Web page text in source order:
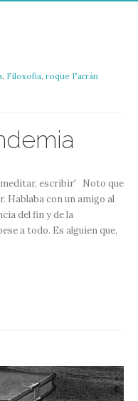
Filosofía roque Farrán
meditar, escribir' Noto que
Hablaba con un amigo al
del fin y de la
a todo. Es alguien que,